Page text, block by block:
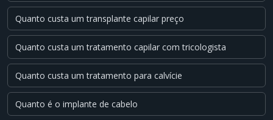
Quanto custa um transplante capilar preço
Quanto custa um tratamento capilar com tricologista
Quanto custa um tratamento para calvície
Quanto é o implante de cabelo